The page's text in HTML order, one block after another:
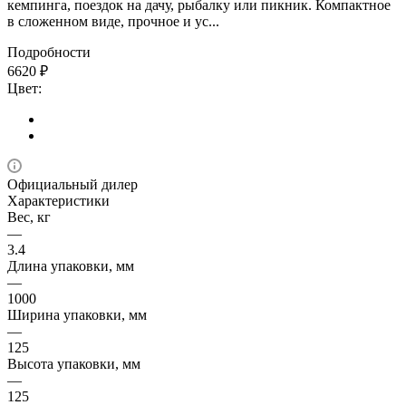
кемпинга, поездок на дачу, рыбалку или пикник. Компактное
в сложенном виде, прочное и ус...
Подробности
6620 ₽
Цвет:
Официальный дилер
Характеристики
Вес, кг
—
3.4
Длина упаковки, мм
—
1000
Ширина упаковки, мм
—
125
Высота упаковки, мм
—
125